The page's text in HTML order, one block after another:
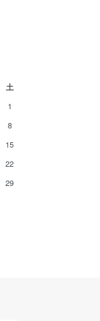
土
1
8
15
22
29